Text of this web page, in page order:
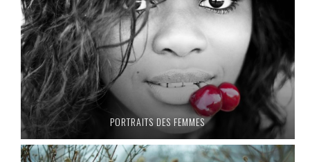
PORTRAITS DES FEMMES